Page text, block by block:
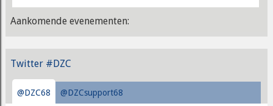
Aankomende evenementen:
Twitter #DZC
@DZC68 @DZCsupport68